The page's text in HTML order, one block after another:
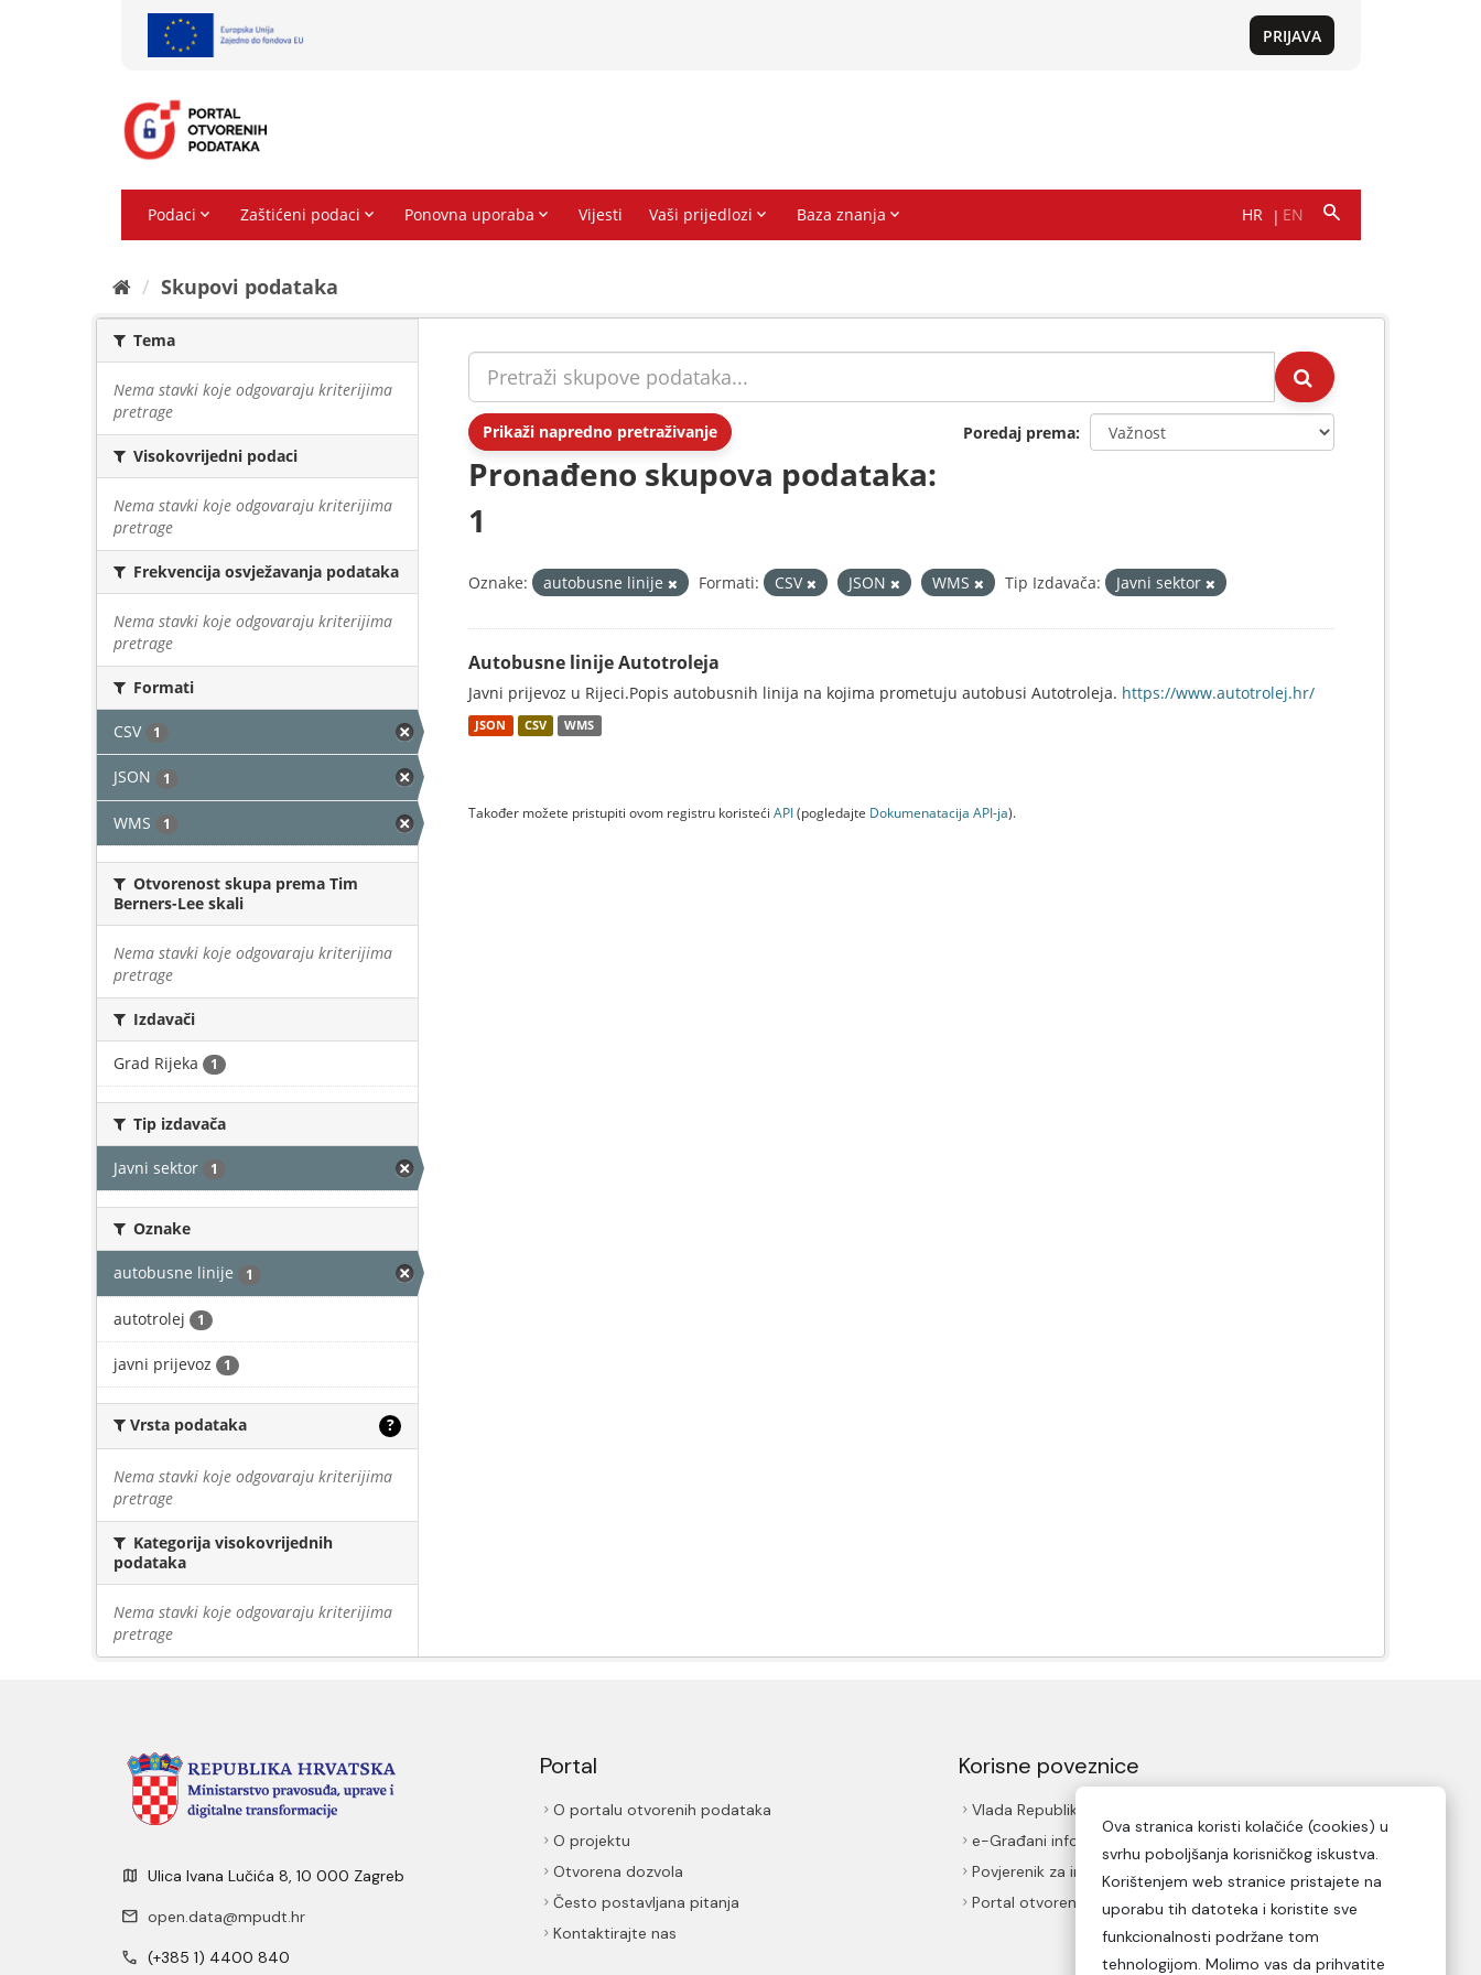
Skupovi podаtаkа
Tema
Nema stavki koje odgovaraju kriterijima
pretrage
Visokovrijedni podaci
Nema stavki koje odgovaraju kriterijima
pretrage
Frekvencija osvježavanja podataka
Nema stavki koje odgovaraju kriterijima
pretrage
Formati
CSV 1
JSON 1
WMS 1
Otvorenost skupa prema Tim
Berners-Lee skali
Nema stavki koje odgovaraju kriterijima
pretrage
Izdavači
Grad Rijeka 1
Tip izdavača
Javni sektor 1
Oznake
autobusne linije 1
autotrolej 1
javni prijevoz 1
Vrsta podataka ?
Nema stavki koje odgovaraju kriterijima
pretrage
Kategorija visokovrijednih
podataka
Nema stavki koje odgovaraju kriterijima
pretrage
Prikaži napredno pretraživanje Poredaj prema
Pronađeno skupova podataka:
1
Oznake: autobusne linije Formati: CSV JSON WMS Tip Izdavača: Javni sektor
Autobusne linije Autotroleja
Javni prijevoz u Rijeci.Popis autobusnih linija na kojima prometuju autobusi Autotroleja. https://www.autotrolej.hr/
JSON CSV WMS
Također možete pristupiti ovom registru koristeći API(pogledajte Dokumenаtаcijа API-jа).